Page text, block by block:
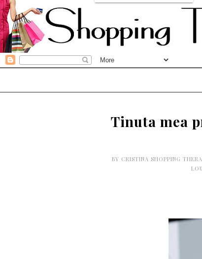
Tinuta mea
BY CRISTINA SHOPPING